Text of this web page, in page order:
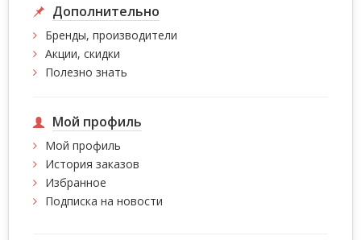
Дополнительно
Бренды, производители
Акции, скидки
Полезно знать
Мой профиль
Мой профиль
История заказов
Избранное
Подписка на новости